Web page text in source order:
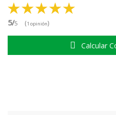
5/5 (1 opinión)
Calcular